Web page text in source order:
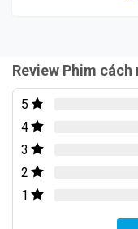
Bảng giá Phim
hãng tại Thanh
Review Phim
5
4
3
2
1